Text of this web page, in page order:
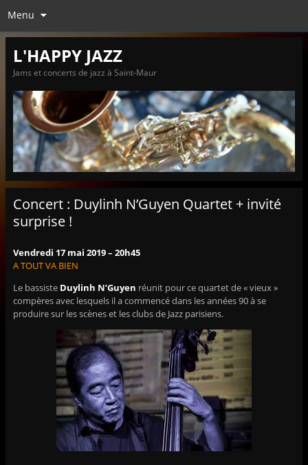
Menu
L'HAPPY JAZZ
Jams et concerts de jazz à Saint-Maur
Concert : Duylinh N’Guyen Quartet + invité
surprise !
Vendredi 17 mai 2019 – 20h45
A TOUT VA BIEN
Le bassiste Duylinh N’Guyen réunit pour ce quartet de « vieux »
compères avec lesquels il a commencé dans les années 90 à se
produire sur les scènes et les clubs de Jazz parisiens.